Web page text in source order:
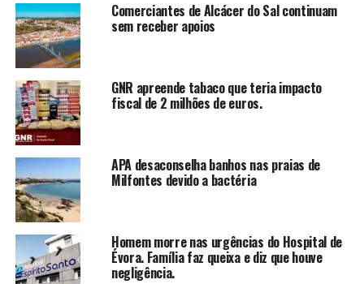
Comerciantes de Alcácer do Sal continuam
sem receber apoios
GNR apreende tabaco que teria impacto
fiscal de 2 milhões de euros.
APA desaconselha banhos nas praias de
Milfontes devido a bactéria
Homem morre nas urgências do Hospital de
Évora. Família faz queixa e diz que houve
negligência.